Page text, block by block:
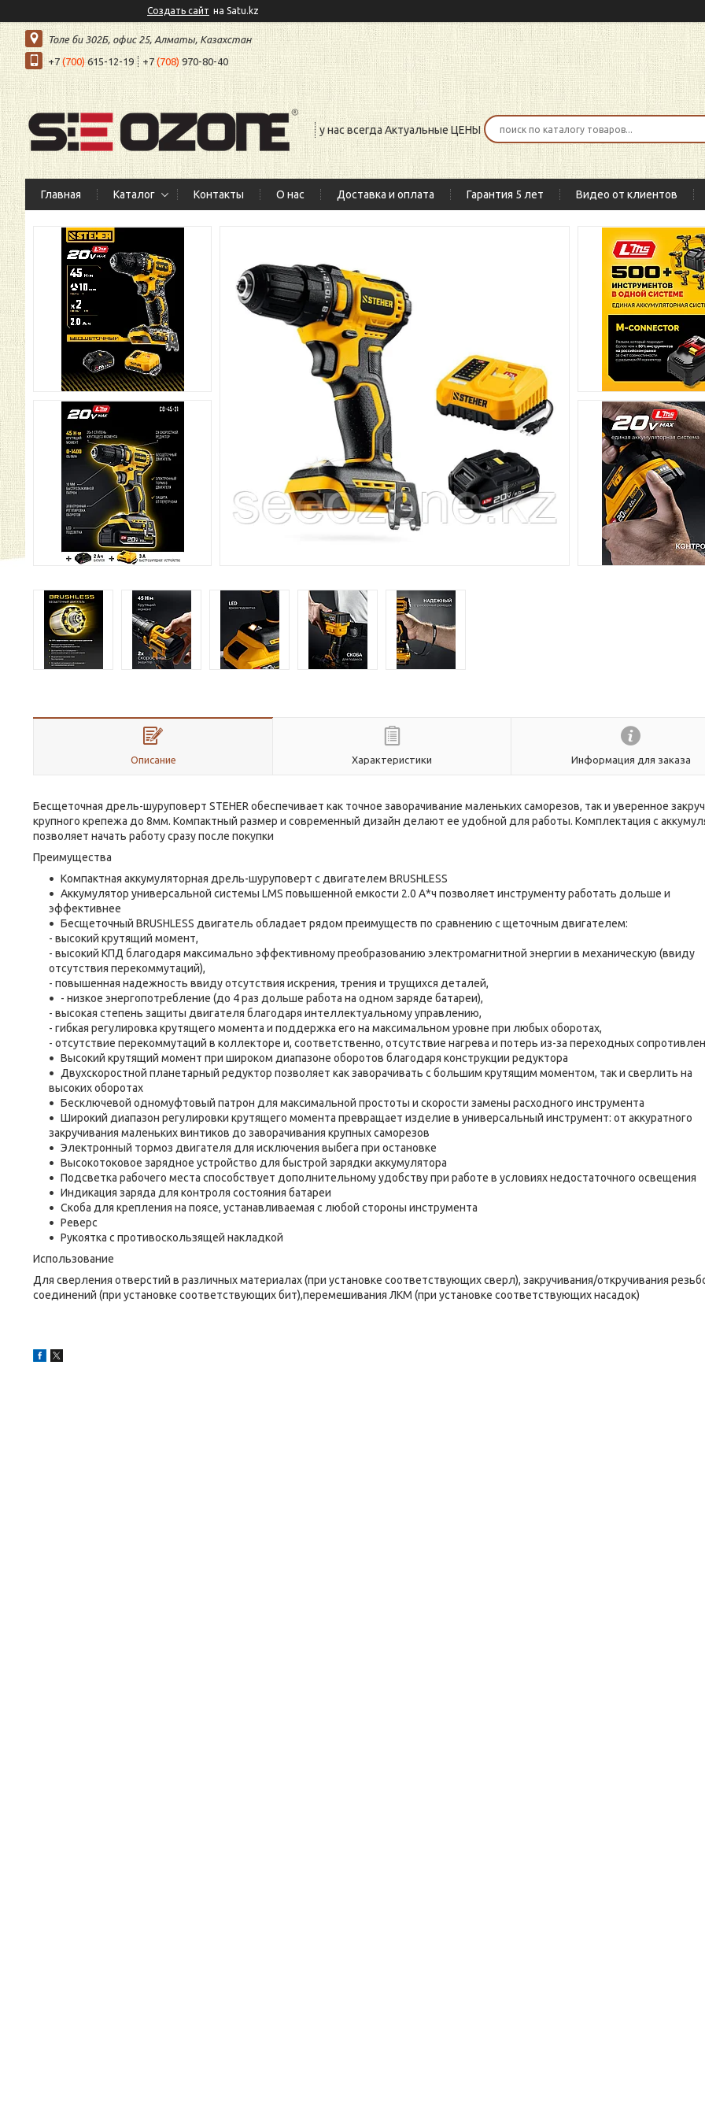
Создать сайт на Satu.kz
Толе би 302Б, офис 25, Алматы, Казахстан
+7 (700)615-12-19 +7(708) 970-80-40
у нас всегда Актуальные ЦЕНЫ
Главная Каталог Контакты О нас Доставка и оплата Гарантия 5 лет Видео от клиентов
Описание Характеристики Информация для заказа
Бесщеточная дрель-шуруповерт STEHER обеспечивает как точное заворачивание маленьких саморезов, так и уверенное
крупного крепежа до 8мм. Компактный размер и современный дизайн делают ее удобной для работы. Комплектация с
позволяет начать работу сразу после покупки
Преимущества
Компактная аккумуляторная дрель-шуруповерт с двигателем BRUSHLESS
Аккумулятор универсальной системы LMS повышенной емкости 2.0 А*ч позволяет инструменту работать дольше и
эффективнее
Бесщеточный BRUSHLESS двигатель обладает рядом преимуществ по сравнению с щеточным двигателем:
- высокий крутящий момент,
- высокий КПД благодаря максимально эффективному преобразованию электромагнитной энергии в механическую (ввиду
отсутствия перекоммутаций),
- повышенная надежность ввиду отсутствия искрения, трения и трущихся деталей,
- низкое энергопотребление (до 4 раз дольше работа на одном заряде батареи),
- высокая степень защиты двигателя благодаря интеллектуальному управлению,
- гибкая регулировка крутящего момента и поддержка его на максимальном уровне при любых оборотах,
- отсутствие перекоммутаций в коллекторе и, соответственно, отсутствие нагрева и потерь из-за переходных
Высокий крутящий момент при широком диапазоне оборотов благодаря конструкции редуктора
Двухскоростной планетарный редуктор позволяет как заворачивать с большим крутящим моментом, так и сверлить на
высоких оборотах
Бесключевой одномуфтовый патрон для максимальной простоты и скорости замены расходного инструмента
Широкий диапазон регулировки крутящего момента превращает изделие в универсальный инструмент: от аккуратного
закручивания маленьких винтиков до заворачивания крупных саморезов
Электронный тормоз двигателя для исключения выбега при остановке
Высокотоковое зарядное устройство для быстрой зарядки аккумулятора
Подсветка рабочего места способствует дополнительному удобству при работе в условиях недостаточного освещения
Индикация заряда для контроля состояния батареи
Скоба для крепления на поясе, устанавливаемая с любой стороны инструмента
Реверс
Рукоятка с противоскользящей накладкой
Использование
Для сверления отверстий в различных материалах (при установке соответствующих сверл), закручивания/откручивания
соединений (при установке соответствующих бит),перемешивания ЛКМ (при установке соответствующих насадок)